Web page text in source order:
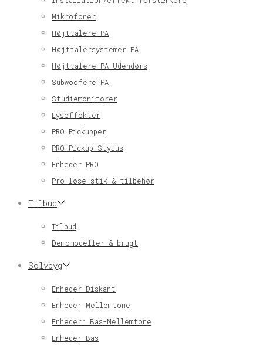
Mikrofoner
Højttalere PA
Højttalersystemer PA
Højttalere PA Udendørs
Subwoofere PA
Studiemonitorer
Lyseffekter
PRO Pickupper
PRO Pickup Stylus
Enheder PRO
Pro løse stik & tilbehør
Tilbud
Tilbud
Demomodeller & brugt
Selvbyg
Enheder Diskant
Enheder Mellemtone
Enheder: Bas-Mellemtone
Enheder Bas